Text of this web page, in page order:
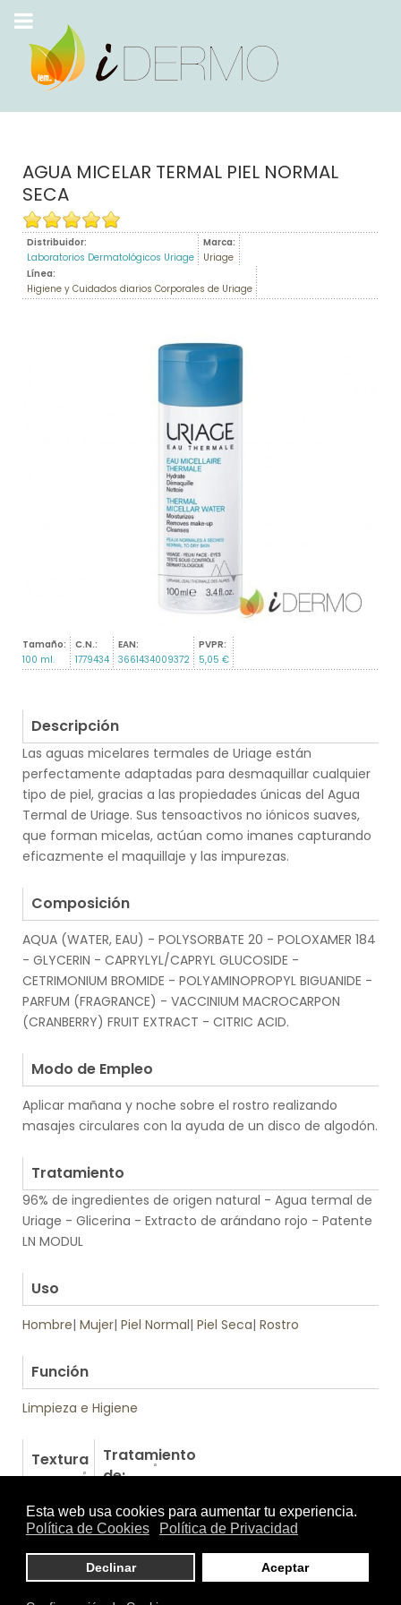
AGUA MICELAR TERMAL PIEL NORMAL
SECA
Distribuidor:
Laboratorios Dermatológicos Uriage
Marca:
Uriage
Línea:
Higiene y Cuidados diarios Corporales de Uriage
Tamaño:
100 ml.
C.N.:
1779434
EAN:
3661434009372
PVPR:
5,05 €
Descripción
Las aguas micelares termales de Uriage están
perfectamente adaptadas para desmaquillar cualquier
tipo de piel, gracias a las propiedades únicas del Agua
Termal de Uriage. Sus tensoactivos no iónicos suaves,
que forman micelas, actúan como imanes capturando
eficazmente el maquillaje y las impurezas.
Composición
AQUA (WATER, EAU) - POLYSORBATE 20 - POLOXAMER 184
- GLYCERIN - CAPRYLYL/CAPRYL GLUCOSIDE -
CETRIMONIUM BROMIDE - POLYAMINOPROPYL BIGUANIDE -
PARFUM (FRAGRANCE) - VACCINIUM MACROCARPON
(CRANBERRY) FRUIT EXTRACT - CITRIC ACID.
Modo de Empleo
Aplicar mañana y noche sobre el rostro realizando
masajes circulares con la ayuda de un disco de algodón.
Tratamiento
96% de ingredientes de origen natural - Agua termal de
Uriage - Glicerina - Extracto de arándano rojo - Patente
LN MODUL
Uso
Hombre| Mujer| Piel Normal| Piel Seca| Rostro
Función
Limpieza e Higiene
Textura
Tratamiento
de:
Otros productos de Uriage